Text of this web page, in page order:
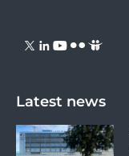
Latest news